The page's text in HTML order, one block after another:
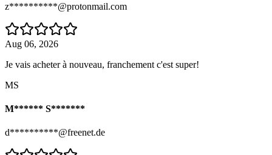
z**********@protonmail.com
Aug 06, 2026
Je vais acheter à nouveau, franchement c'est super!
MS
M****** S*******
d**********@freenet.de